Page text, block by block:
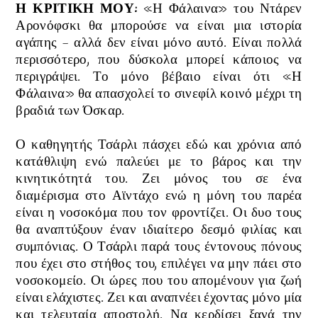
Η ΚΡΙΤΙΚΗ ΜΟΥ: «Η Φάλαινα» του Ντάρεν
Αρονόφσκι θα μπορούσε να είναι μια ιστορία
αγάπης - αλλά δεν είναι μόνο αυτό. Είναι πολλά
περισσότερο, που δύσκολα μπορεί κάποιος να
περιγράψει. Το μόνο βέβαιο είναι ότι «Η
Φάλαινα» θα απασχολεί το σινεφίλ κοινό μέχρι τη
βραδιά των Όσκαρ.
Ο καθηγητής Τσάρλι πάσχει εδώ και χρόνια από
κατάθλιψη ενώ παλεύει με το βάρος και την
κινητικότητά του. Ζει μόνος του σε ένα
διαμέρισμα στο Αϊντάχο ενώ η μόνη του παρέα
είναι η νοσοκόμα που τον φροντίζει. Οι δυο τους
θα αναπτύξουν έναν ιδιαίτερο δεσμό φιλίας και
συμπόνιας. Ο Τσάρλι παρά τους έντονους πόνους
που έχει στο στήθος του, επιλέγει να μην πάει στο
νοσοκομείο. Οι ώρες που του απομένουν για ζωή
είναι ελάχιστες. Ζει και αναπνέει έχοντας μόνο μία